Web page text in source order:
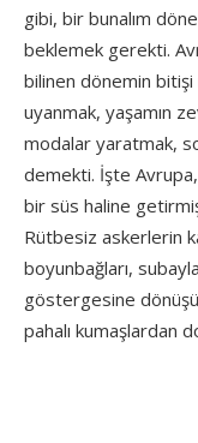
gibi, bir bunalım
beklemek gerekti.
bilinen dönemin
uyanmak, yaşamın
modalar yaratmak,
demekti. İşte
bir süs haline
Rütbesiz askerlerin
boyunbağları,
göstergesine
pahalı kumaşlardan